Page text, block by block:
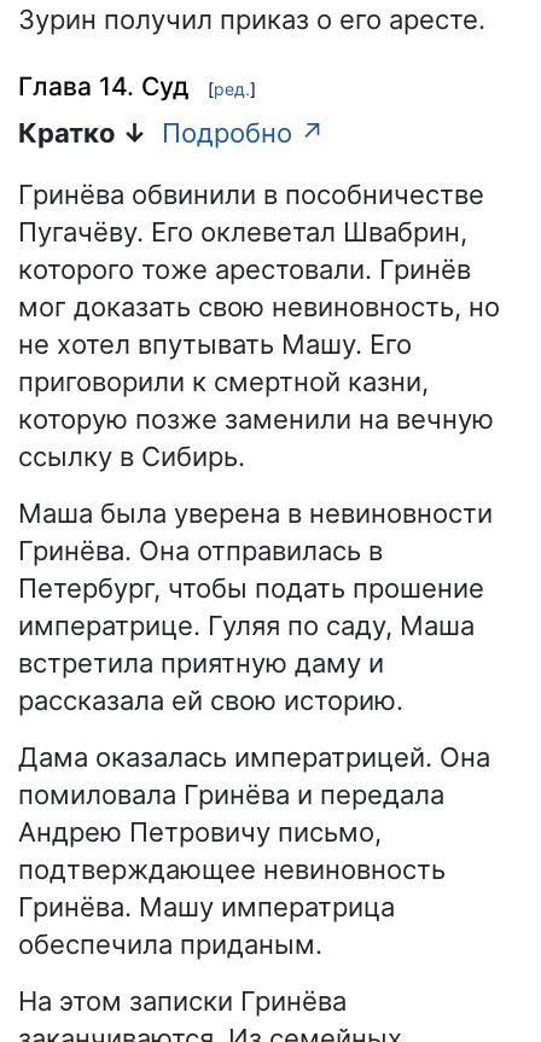
Зурин получил приказ о его аресте.
Глава 14. Суд [ред.]
Кратко ↓
Подробно ↗
Гринёва обвинили в пособничестве
Пугачёву. Его оклеветал Швабрин,
которого тоже арестовали. Гринёв
мог доказать свою невиновность, но
не хотел впутывать Машу. Его
приговорили к смертной казни,
которую позже заменили на вечную
ссылку в Сибирь.
Маша была уверена в невиновности
Гринёва. Она отправилась в
Петербург, чтобы подать прошение
императрице. Гуляя по саду, Маша
встретила приятную даму и
рассказала ей свою историю.
Дама оказалась императрицей. Она
помиловала Гринёва и передала
Андрею Петровичу письмо,
подтверждающее невиновность
Гринёва. Машу императрица
обеспечила приданым.
На этом записки Гринёва